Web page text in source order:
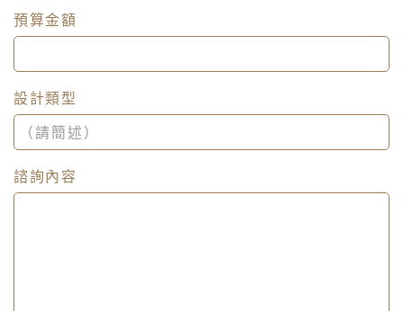
預算金額
設計類型
諮詢內容